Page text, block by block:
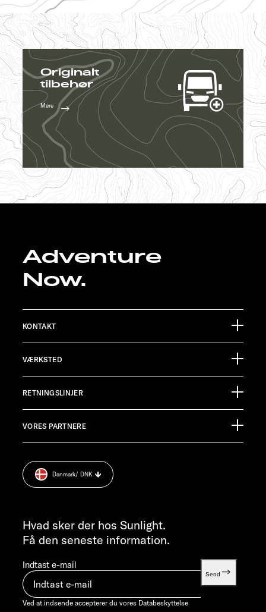
Originalt
tilbehør
Mere
Adventure
Now.
KONTAKT
Ölmühlestraße 6
88299 Leutkirch
Germany
KUNDESERVICE
service@service.sunlight.de
MANDAG-TORSDAG 07:30 - 12:00 OG 13:00 - 16:00 / FREDAG ​​
07:30 - 12:00
info@sunlight.de
VÆRKSTED
Informationsmateriale
RETNINGSLINJER
Aftryk
Cookie Consent
Vægt information
VORES PARTNERE
Hvad sker der hos Sunlight.
Få den seneste information.
Indtast e-mail
Send
Ved at indsende accepterer du vores Databeskyttelse
Danmark/ DNK